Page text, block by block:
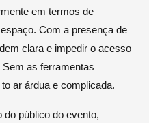
em termos de
Com a presença de
clara e impedir o acesso
as ferramentas
ar árdua e complicada.
público do evento,